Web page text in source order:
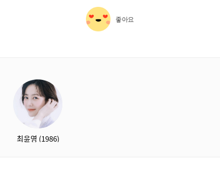
좋아요
최윤영 (1986)